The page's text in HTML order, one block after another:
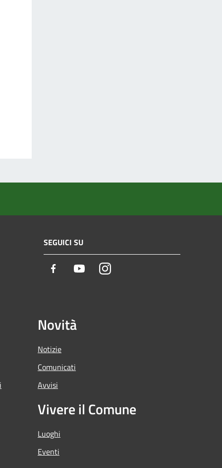
SEGUICI SU
Facebook YoutubeInstagram
Novità
Notizie
Comunicati
Avvisi
Vivere il Comune
Luoghi
Eventi